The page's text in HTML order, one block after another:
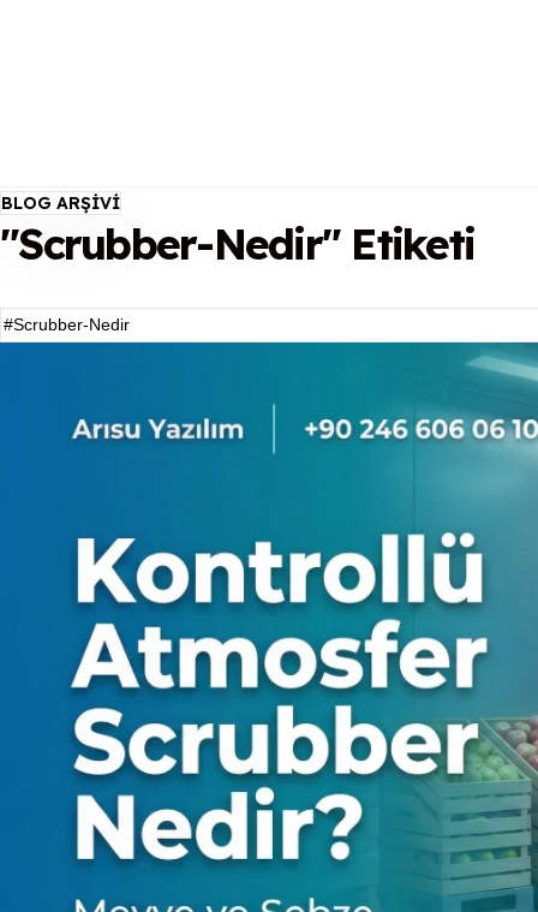
BLOG ARŞIVI
"Scrubber-Nedir" Etiketi